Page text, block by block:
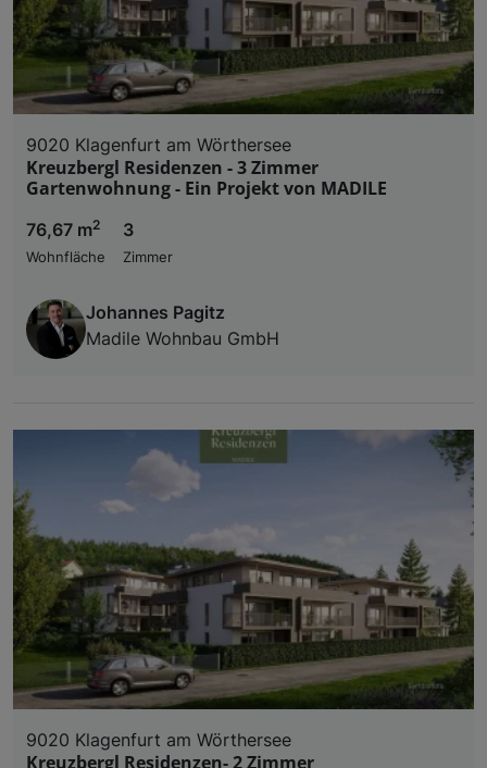
9020 Klagenfurt am Wörthersee
Kreuzbergl Residenzen - 3 Zimmer
Gartenwohnung - Ein Projekt von MADILE
76,67 m2
Wohnfläche
3
Zimmer
Johannes Pagitz
Madile Wohnbau GmbH
9020 Klagenfurt am Wörthersee
Kreuzbergl Residenzen- 2 Zimmer